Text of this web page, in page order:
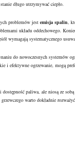
długo utrzymywać ciepło.
problemów jest emisja spalin,
układu oddechowego.
wymagają systematycznego
do nowoczesnych systemów
efektywne ogrzewanie, mogą
paliwa, ale niosą ze
warto dokładnie